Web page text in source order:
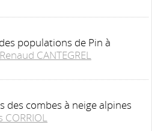
populations de Pin à
Renaud CANTEGREL
des combes à neige alpines
CORRIOL